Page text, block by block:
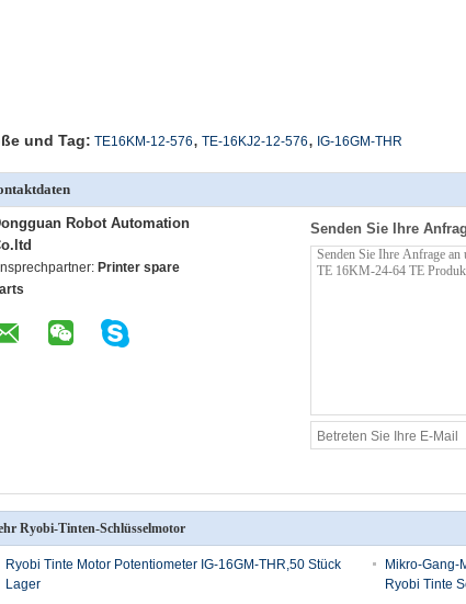
und Tag: TE16KM-12-576, TE-16KJ2-12-576, IG-16GM-THR
Robot Automation
Printer spare
Senden Sie Ihre
Ryobi-Tinten-Schlüsselmotor
Ryobi Tinte Motor Potentiometer IG-16GM-THR,50 Stück
Lager
Mikro-Gang-
Ryobi Tinte